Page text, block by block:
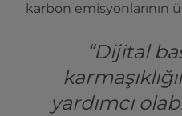
karbon emisyonlarının
“Dijital
yardımcı